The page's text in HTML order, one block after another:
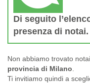
Di seguito
presenza di notai.
Non abbiamo trovato
provincia di Milano
Ti invitiamo quindi a